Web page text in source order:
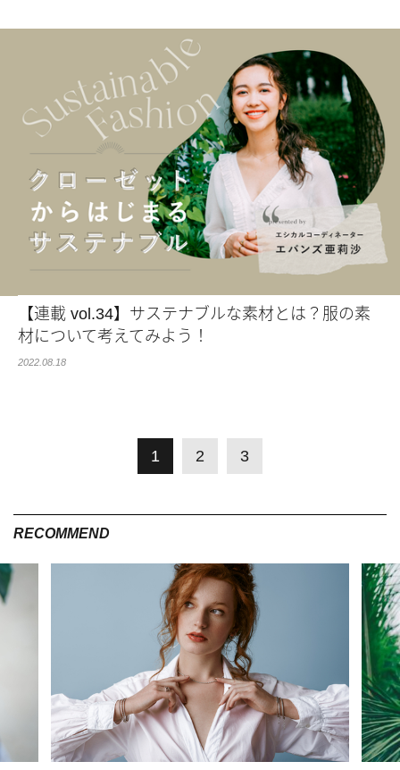
【連載 vol.34】サステナブルな素材とは？服の素
材について考えてみよう！
2022.08.18
1 2 3
RECOMMEND